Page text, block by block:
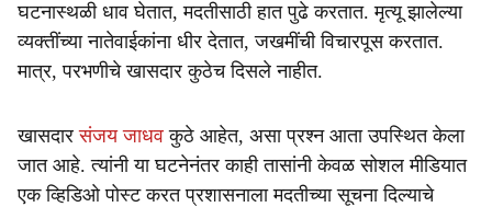
घटनास्थळी धाव घेतात, मदतीसाठी हात पुढे करतात. मृत्यू झालेल्या
व्यक्तींच्या नातेवाईकांना धीर देतात, जखमींची विचारपूस करतात.
मात्र, परभणीचे खासदार कुठेच दिसले नाहीत.
खासदारसंजय जाधव कुठे आहेत, असा प्रश्न आता उपस्थित केला
जात आहे. त्यांनी या घटनेनंतर काही तासांनी केवळ सोशल मीडियात
एक व्हिडिओ पोस्ट करत प्रशासनाला मदतीच्या सूचना दिल्याचे